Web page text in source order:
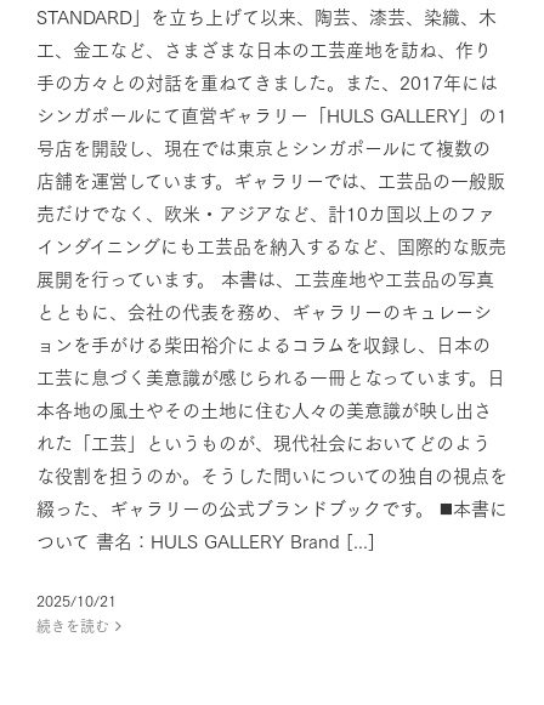
STANDARD」を立ち上げて以来、陶芸、漆芸、染織、木
工、金工など、さまざまな日本の工芸産地を訪ね、作り
手の方々との対話を重ねてきました。また、2017年には
シンガポールにて直営ギャラリー「HULS GALLERY」の1
号店を開設し、現在では東京とシンガポールにて複数の
店舗を運営しています。ギャラリーでは、工芸品の一般販
売だけでなく、欧米・アジアなど、計10カ国以上のファ
インダイニングにも工芸品を納入するなど、国際的な販売
展開を行っています。 本書は、工芸産地や工芸品の写真
とともに、会社の代表を務め、ギャラリーのキュレーシ
ョンを手がける柴田裕介によるコラムを収録し、日本の
工芸に息づく美意識が感じられる一冊となっています。日
本各地の風土やその土地に住む人々の美意識が映し出さ
れた「工芸」というものが、現代社会においてどのよう
な役割を担うのか。そうした問いについての独自の視点を
綴った、ギャラリーの公式ブランドブックです。 ◼️本書に
ついて 書名：HULS GALLERY Brand [...]
2025/10/21
続きを読む